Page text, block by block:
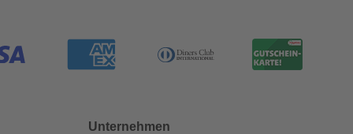
Unternehmen